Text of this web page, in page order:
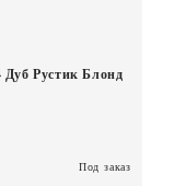
Дуб Рустик Блонд
Под заказ